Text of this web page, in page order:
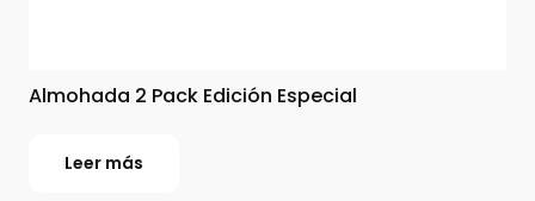
Almohada 2 Pack Edición Especial
Leer más